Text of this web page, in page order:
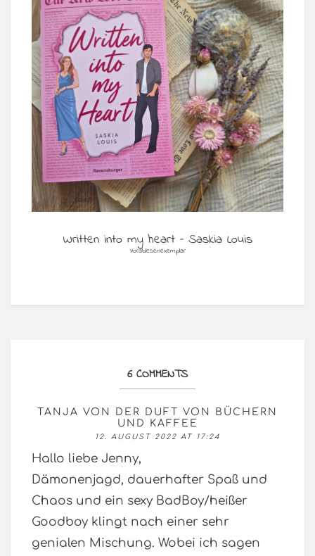
Written into my heart – Saskia Louis
Vorablesenexemplar
6 COMMENTS
TANJA VON DER DUFT VON BÜCHERN
UND KAFFEE
12. AUGUST 2022 AT 17:24
Hallo liebe Jenny,
Dämonenjagd, dauerhafter Spaß und
Chaos und ein sexy BadBoy/heißer
Goodboy klingt nach einer sehr
genialen Mischung. Wobei ich sagen